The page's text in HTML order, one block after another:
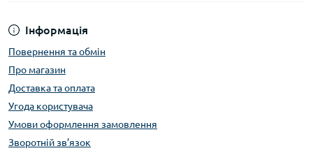
Інформація
Повернення та обмін
Про магазин
Доставка та оплата
Угода користувача
Умови оформлення замовлення
Зворотній зв’язок